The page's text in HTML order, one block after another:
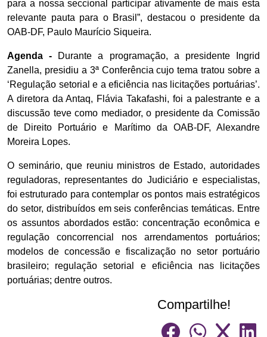
para a nossa seccional participar ativamente de mais esta
relevante pauta para o Brasil”, destacou o presidente da
OAB-DF, Paulo Maurício Siqueira.
Agenda - Durante a programação, a presidente Ingrid
Zanella, presidiu a 3ª Conferência cujo tema tratou sobre a
‘Regulação setorial e a eficiência nas licitações portuárias’.
A diretora da Antaq, Flávia Takafashi, foi a palestrante e a
discussão teve como mediador, o presidente da Comissão
de Direito Portuário e Marítimo da OAB-DF, Alexandre
Moreira Lopes.
O seminário, que reuniu ministros de Estado, autoridades
reguladoras, representantes do Judiciário e especialistas,
foi estruturado para contemplar os pontos mais estratégicos
do setor, distribuídos em seis conferências temáticas. Entre
os assuntos abordados estão: concentração econômica e
regulação concorrencial nos arrendamentos portuários;
modelos de concessão e fiscalização no setor portuário
brasileiro; regulação setorial e eficiência nas licitações
portuárias; dentre outros.
Compartilhe!